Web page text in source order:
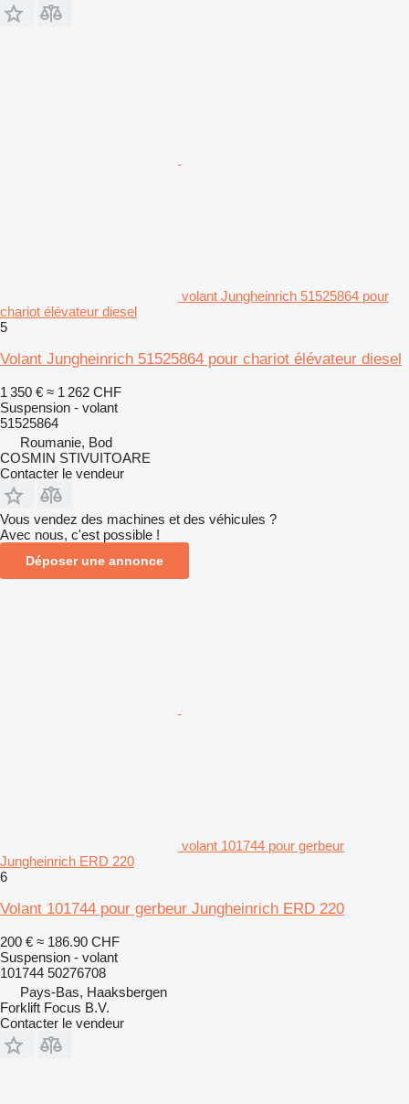
volant Jungheinrich 51525864 pour
chariot élévateur diesel
5
Volant Jungheinrich 51525864 pour chariot élévateur diesel
1 350 € ≈ 1 262 CHF
Suspension - volant
51525864
Roumanie, Bod
COSMIN STIVUITOARE
Contacter le vendeur
Vous vendez des machines et des véhicules ?
Avec nous, c'est possible !
Déposer une annonce
volant 101744 pour gerbeur
Jungheinrich ERD 220
6
Volant 101744 pour gerbeur Jungheinrich ERD 220
200 € ≈ 186.90 CHF
Suspension - volant
101744 50276708
Pays-Bas, Haaksbergen
Forklift Focus B.V.
Contacter le vendeur